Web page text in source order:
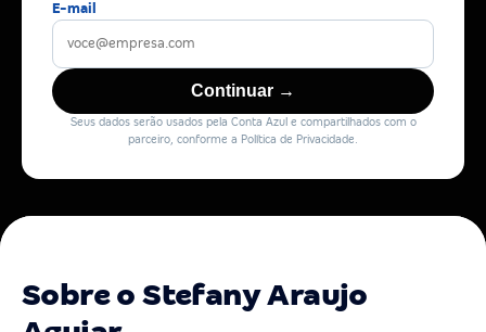
E-mail
Continuar →
Seus dados serão usados pela Conta Azul e compartilhados com o
parceiro, conforme a Política de Privacidade.
Sobre o Stefany Araujo